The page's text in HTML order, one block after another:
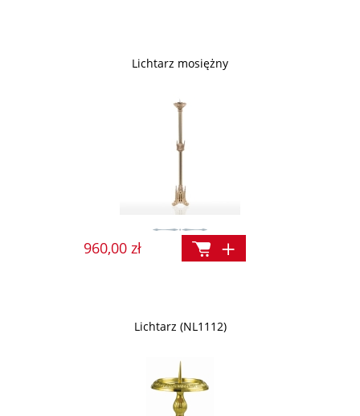
Lichtarz mosiężny
960,00 zł
Lichtarz (NL1112)